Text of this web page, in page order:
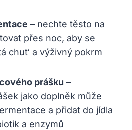
– nechte těsto na
přes noc, aby se
chut‘ a výživný pokrm
prášku –
jako doplněk může
a přidat do jídla
a enzymů